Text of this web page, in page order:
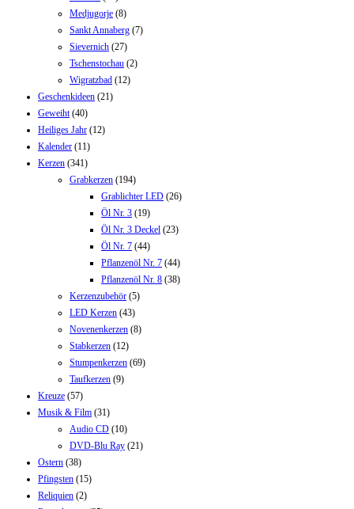
Medjugorje (8)
Sankt Annaberg (7)
Sievernich (27)
Tschenstochau (2)
Wigratzbad (12)
Geschenkideen (21)
Geweiht (40)
Heiliges Jahr (12)
Kalender (11)
Kerzen (341)
Grabkerzen (194)
Grablichter LED (26)
Öl Nr. 3 (19)
Öl Nr. 3 Deckel (23)
Öl Nr. 7 (44)
Pflanzenöl Nr. 7 (44)
Pflanzenöl Nr. 8 (38)
Kerzenzubehör (5)
LED Kerzen (43)
Novenenkerzen (8)
Stabkerzen (12)
Stumpenkerzen (69)
Taufkerzen (9)
Kreuze (57)
Musik & Film (31)
Audio CD (10)
DVD-Blu Ray (21)
Ostern (38)
Pfingsten (15)
Reliquien (2)